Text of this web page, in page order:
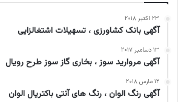
۲۳ اکتبر ۲۰۱۸
آگهی بانک کشاورزی ، تسهیلات اشتغالزایی
۱۳ دسامبر ۲۰۱۷
آگهی مروارید سوز ، بخاری گاز سوز طرح رویال
۱۲ مارس ۲۰۱۸
آگهی رنگ الوان ، رنگ های آنتی باکتریال الوان